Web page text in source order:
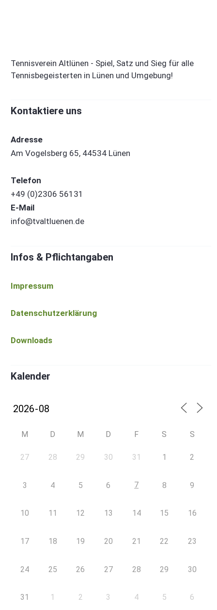
Tennisverein Altlünen - Spiel, Satz und Sieg für alle
Tennisbegeisterten in Lünen und Umgebung!
Kontaktiere uns
Adresse
Am Vogelsberg 65, 44534 Lünen
Telefon
+49 (0)2306 56131
E-Mail
info@tvaltluenen.de
Infos & Pflichtangaben
Impressum
Datenschutzerklärung
Downloads
Kalender
M D M D F S S
27 28 29 30 31 1 2
3 4 5 6 7 8 9
10 11 12 13 14 15 16
17 18 19 20 21 22 23
24 25 26 27 28 29 30
31 1 2 3 4 5 6